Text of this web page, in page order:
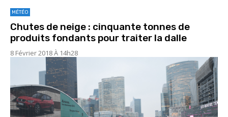
MÉTÉO
Chutes de neige : cinquante tonnes de
produits fondants pour traiter la dalle
8 Février 2018 À 14h28